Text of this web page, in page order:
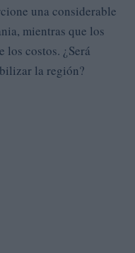
una considerable
mientras que los
los costos. ¿Será
la región?